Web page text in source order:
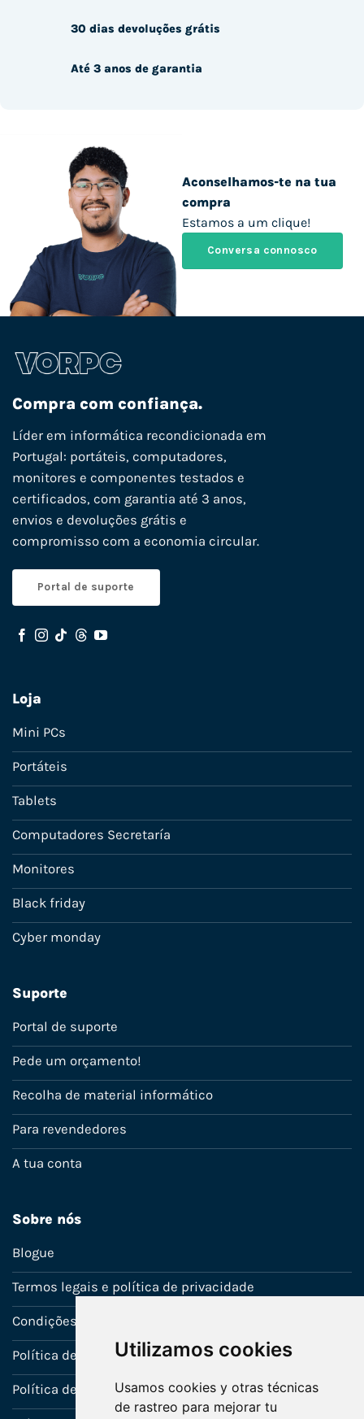
Utilizamos cookies
Usamos cookies y otras técnicas
de rastreo para mejorar tu
Aconselhamos-te na tua
compra
Estamos a um clique!
Conversa connosco
30 dias devoluções grátis
Até 3 anos de garantia
Compra com confiança.
Líder em informática recondicionada em
Portugal: portáteis, computadores,
monitores e componentes testados e
certificados, com garantia até 3 anos,
envios e devoluções grátis e
compromisso com a economia circular.
Portal de suporte
Loja
Mini PCs
Portáteis
Tablets
Computadores Secretaría
Monitores
Black friday
Cyber monday
Suporte
Portal de suporte
Pede um orçamento!
Recolha de material informático
Para revendedores
A tua conta
Sobre nós
Blogue
Termos legais e política de privacidade
Condições de venda
Política de Garantia
Política de utilização de cookies